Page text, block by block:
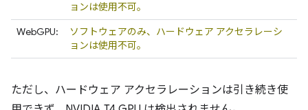
ョンは使用不可。
WebGPU:
ソフトウェアのみ、ハードウェア アクセラレーシ
ョンは使用不可。
ただし、ハードウェア アクセラレーションは引き続き使